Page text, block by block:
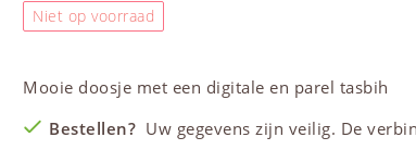
Niet op voorraad
Mooie doosje met een digitale en parel tasbih
Bestellen? Uw gegevens zijn veilig. De